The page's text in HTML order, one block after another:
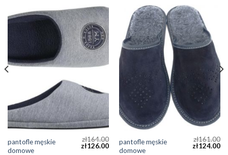
pantofle męskie
domowe
zł164.00
zł126.00
pantofle męskie
domowe
zł161.00
zł124.00